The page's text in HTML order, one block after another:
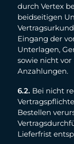
durch Vertex
beidseitigen
Eingang der
Unterlagen,
sowie nicht
Anzahlungen.
6.2. Bei nicht
Bestellen
Lieferfrist